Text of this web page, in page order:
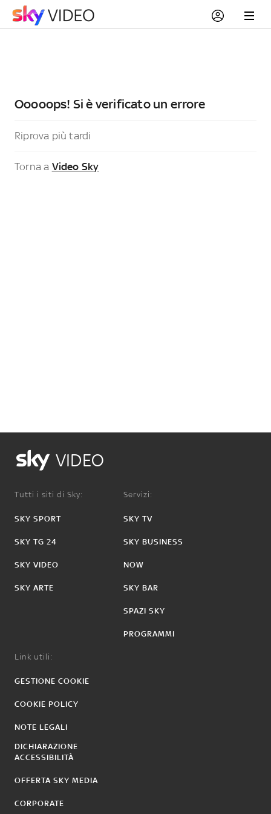
Ooooops! Si è verificato un errore
Riprova più tardi
Torna a Video Sky
VIDEO
Tutti i siti di Sky:
SKY SPORT
SKY TG 24
SKY VIDEO
SKY ARTE
Servizi:
SKY TV
SKY BUSINESS
NOW
SKY BAR
SPAZI SKY
PROGRAMMI
Link utili:
GESTIONE COOKIE
COOKIE POLICY
NOTE LEGALI
DICHIARAZIONE
ACCESSIBILITÀ
OFFERTA SKY MEDIA
CORPORATE